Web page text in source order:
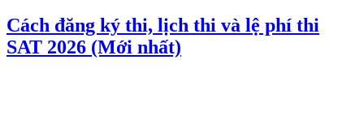
Cách đăng ký thi, lịch thi và lệ phí thi
SAT 2026 (Mới nhất)